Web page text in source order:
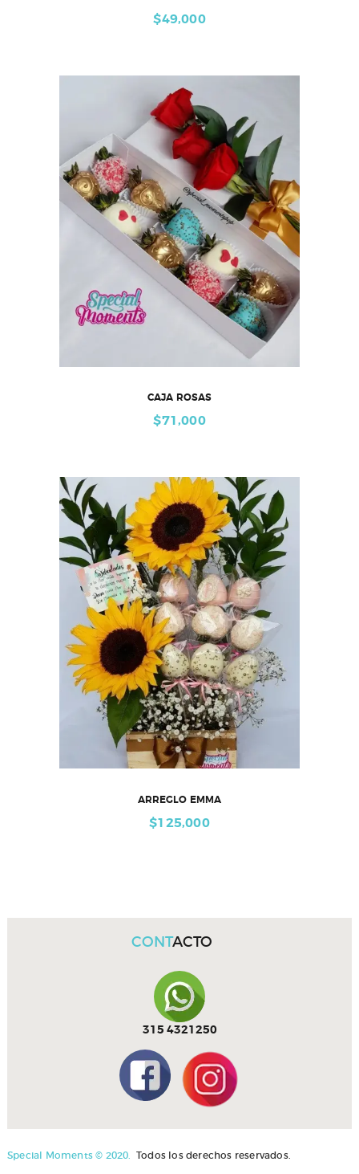
$49,000
CAJA ROSAS
$71,000
ARREGLO EMMA
$125,000
CONTACTO
315 4321250
Special Moments © 2020. Todos los derechos reservados.